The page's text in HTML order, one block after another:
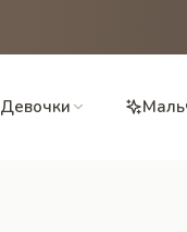
Девочки